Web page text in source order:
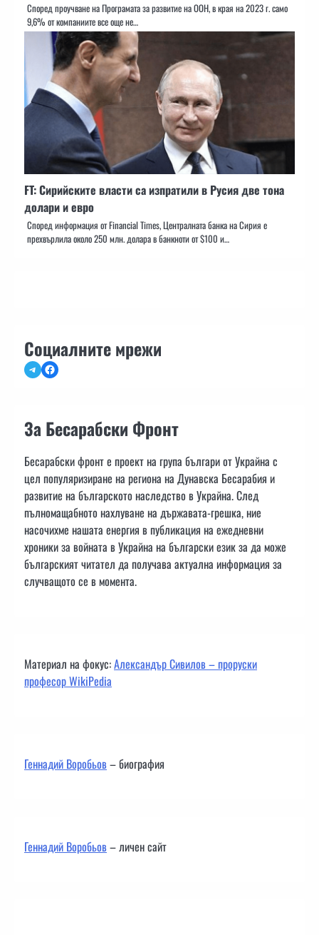
Според проучване на Програмата за развитие на ООН, в края на 2023 г. само
9,6% от компаниите все още не…
FT: Сирийските власти са изпратили в Русия две тона
долари и евро
Според информация от Financial Times, Централната банка на Сирия е
прехвърлила около 250 млн. долара в банкноти от $100 и…
Социалните мрежи
TelegramFacebook
За Бесарабски Фронт
Бесарабски фронт е проект на група българи от Украйна с
цел популяризиране на региона на Дунавска Бесарабия и
развитие на българското наследство в Украйна. След
пълномащабното нахлуване на държавата-грешка, ние
насочихме нашата енергия в публикация на ежедневни
хроники за войната в Украйна на български език за да може
българският читател да получава актуална информация за
случващото се в момента.
Материал на фокус:Александър Сивилов – проруски
професор WikiPedia
Геннадий Воробьов– биография
Геннадий Воробьов– личен сайт